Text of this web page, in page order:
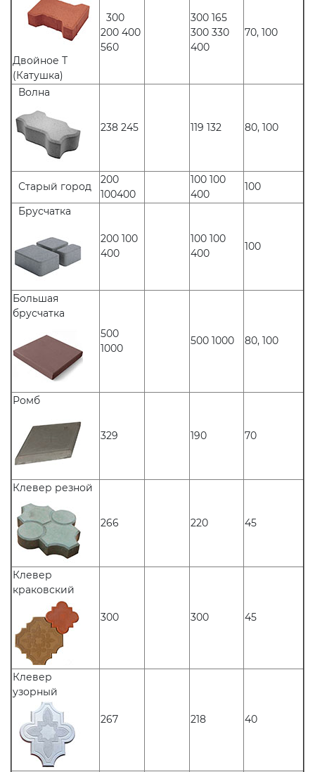
Двойное Т
(Катушка)
300
200 400
560
300 165
300 330
400
70, 100
Волна
238 245 119 132 80, 100
Старый город
200
100400
100 100
400
100
Брусчатка
200 100
400
100 100
400
100
Большая
брусчатка
500
1000
500 1000 80, 100
Ромб
329 190 70
Клевер резной
266 220 45
Клевер
краковский
300 300 45
Клевер
узорный
267 218 40